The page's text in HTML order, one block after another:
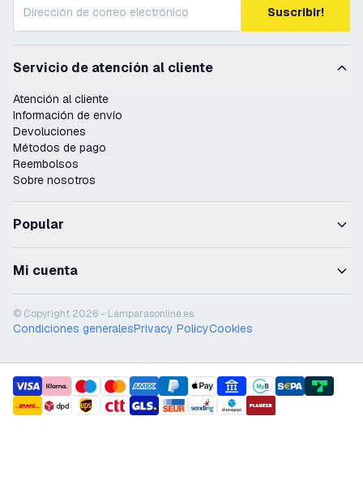
Suscribir!
Servicio de atención al cliente
Atención al cliente
Información de envío
Devoluciones
Métodos de pago
Reembolsos
Sobre nosotros
Popular
Mi cuenta
© Copyright 2026 - Lámparasonline.es
Condiciones generalesPrivacy PolicyCookies
payment methods
shipment methods